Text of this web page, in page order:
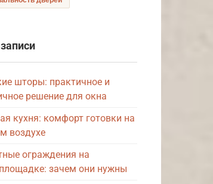
шторы: практичное и
решение для окна
кухня: комфорт готовки на
воздухе
ограждения на
зачем они нужны